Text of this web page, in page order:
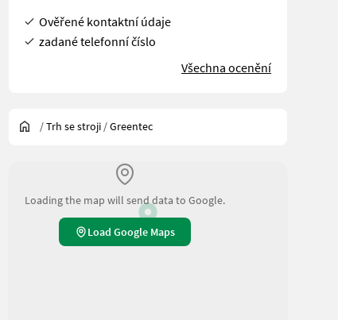
Ověřené kontaktní údaje
zadané telefonní číslo
Všechna ocenění
/Trh se stroji /Greentec
Loading the map will send data to Google.
Load Google Maps